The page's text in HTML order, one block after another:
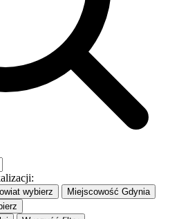
wybierz Miejscowość Gdynia